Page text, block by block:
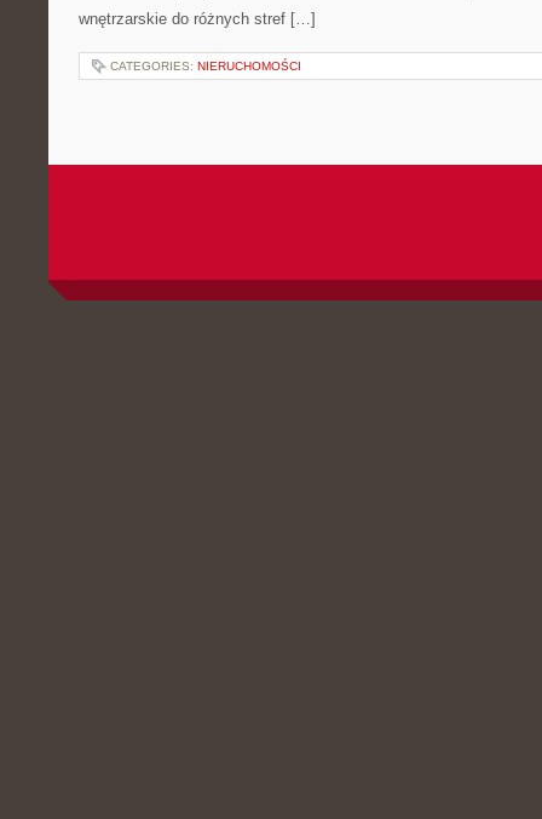
wnętrzarskie do różnych stref […]
CATEGORIES: NIERUCHOMOŚCI